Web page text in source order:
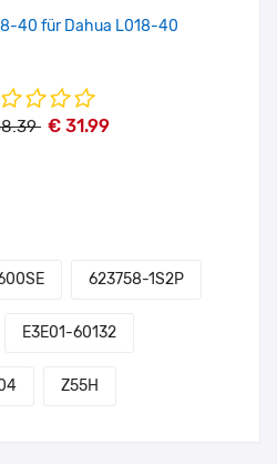
40 für Dahua L018-40
€ 31.99
623758-1S2P
E3E01-60132
Z55H